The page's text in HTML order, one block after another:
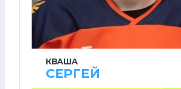
КВАША
СЕРГЕЙ